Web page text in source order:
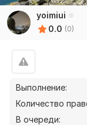
yoimiui
0.0 (0)
Выполнение:
Количество
В очереди: